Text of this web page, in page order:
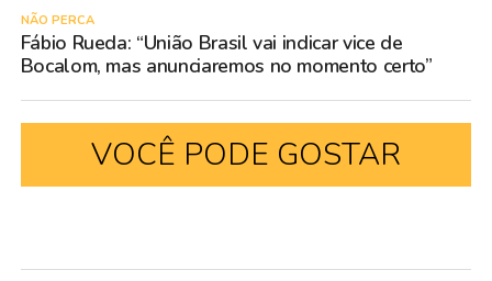
NÃO PERCA
Fábio Rueda: “União Brasil vai indicar vice de
Bocalom, mas anunciaremos no momento certo”
VOCÊ PODE GOSTAR